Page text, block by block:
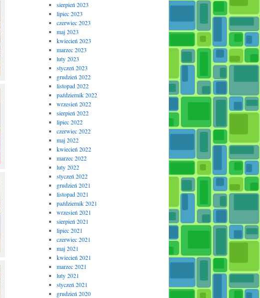
sierpień 2023
lipiec 2023
czerwiec 2023
maj 2023
kwiecień 2023
marzec 2023
luty 2023
styczeń 2023
grudzień 2022
listopad 2022
październik 2022
wrzesień 2022
sierpień 2022
lipiec 2022
czerwiec 2022
maj 2022
kwiecień 2022
marzec 2022
luty 2022
styczeń 2022
grudzień 2021
listopad 2021
październik 2021
wrzesień 2021
sierpień 2021
lipiec 2021
czerwiec 2021
maj 2021
kwiecień 2021
marzec 2021
luty 2021
styczeń 2021
grudzień 2020